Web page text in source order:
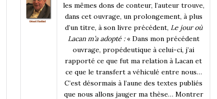
les mêmes dons de conteur, l’auteur trouve,
dans cet ouvrage, un prolongement, à plus
d’un titre, à son livre précédent, Le jour où
Lacan m’a adopté :« Dans mon précédent
ouvrage, propédeutique à celui-ci, j’ai
rapporté ce que fut ma relation à Lacan et
ce que le transfert a véhiculé entre nous…
C’est désormais à l’aune des textes publiés
que nous allons jauger ma thèse… Montrer